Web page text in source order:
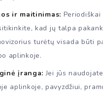
ir maitinimas:
kad jų talpa
turėtų visada būti
aplinkoje.
įranga: Jei jūs
aplinkoje, pavyzdžiui,